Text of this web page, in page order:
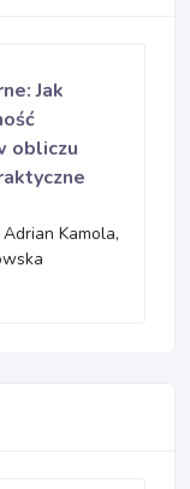
Jak
obliczu
Kamola,